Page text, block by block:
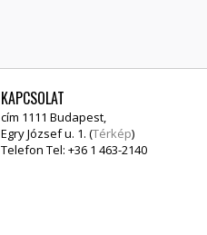
KAPCSOLAT
cím 1111 Budapest,
Egry József u. 1. (Térkép)
Telefon Tel: +36 1 463-2140